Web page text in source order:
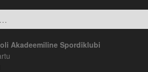
Akadeemiline Spordiklubi